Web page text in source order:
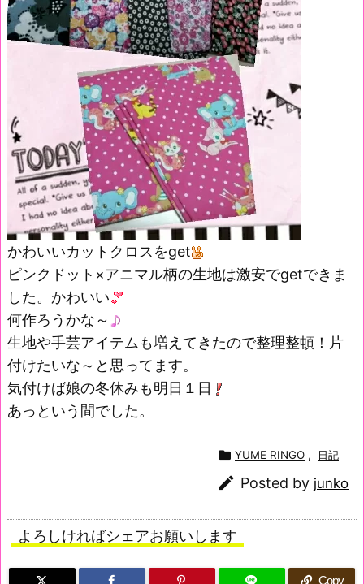
かわいいカットクロスをget
ピンクドット×アニマル柄の生地は激安でgetできま
した。かわいい
何作ろうかな～
生地や手芸アイテムも増えてきたので整理整頓！片
付けたいな～と思ってます。
気付けば娘の冬休みも明日１日
あっという間でした。
 YUME RINGO , 日記
 Posted by junko
よろしければシェアお願いします
Copy